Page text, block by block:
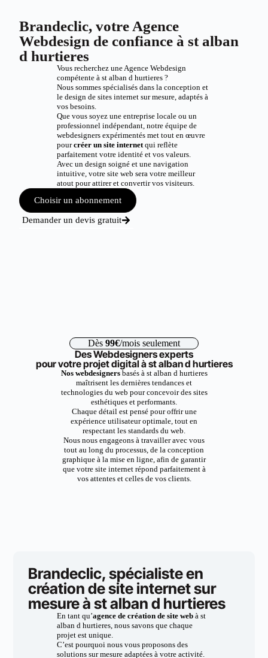
Brandeclic, votre Agence
Webdesign de confiance à st alban
d hurtieres
Vous recherchez une Agence Webdesign
compétente à st alban d hurtieres ?
Nous sommes spécialisés dans la conception et
le design de sites internet sur mesure, adaptés à
vos besoins.
Que vous soyez une entreprise locale ou un
professionnel indépendant, notre équipe de
webdesigners expérimentés met tout en œuvre
pourcréer un site internetqui reflète
parfaitement votre identité et vos valeurs.
Avec un design soigné et une navigation
intuitive, votre site web sera votre meilleur
atout pour attirer et convertir vos visiteurs.
Choisir un abonnement
Demander un devis gratuit
Dès 99€/mois seulement
Des Webdesigners experts
pour votre projet digital à st alban d hurtieres
Nos webdesignersbasés à st alban d hurtieres
maîtrisent les dernières tendances et
technologies du web pour concevoir des sites
esthétiques et performants.
Chaque détail est pensé pour offrir une
expérience utilisateur optimale, tout en
respectant les standards du web.
Nous nous engageons à travailler avec vous
tout au long du processus, de la conception
graphique à la mise en ligne, afin de garantir
que votre site internet répond parfaitement à
vos attentes et celles de vos clients.
Brandeclic, spécialiste en
création de site internet sur
mesure à st alban d hurtieres
En tant qu’agence de création de site webà st
alban d hurtieres, nous savons que chaque
projet est unique.
C’est pourquoi nous vous proposons des
solutions sur mesure adaptées à votre activité.